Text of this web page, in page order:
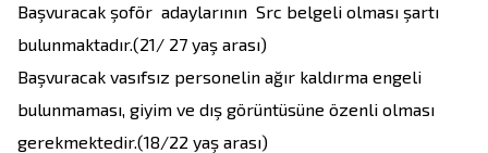
Başvuracak şoför  adaylarının  Src belgeli olması şartı
bulunmaktadır.(21/ 27 yaş arası)
Başvuracak vasıfsız personelin ağır kaldırma engeli
bulunmaması, giyim ve dış görüntüsüne özenli olması
gerekmektedir.(18/22 yaş arası)